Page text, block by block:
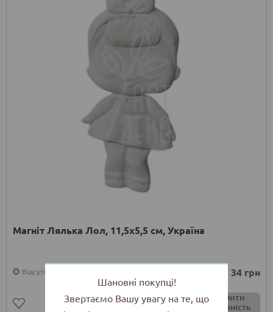
Магніт Лялька Лол, 11,5х5,5 см, Україна
Відсутній 34 грн
Повідомити
про наявність
Шановні покупці!
Звертаємо Вашу увагу на те, що